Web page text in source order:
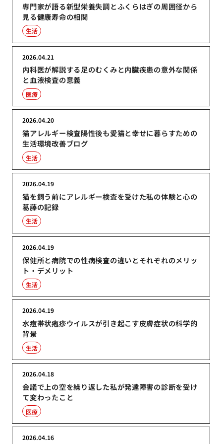
専門家が語る新型栄養失調とふくらはぎの周囲径から
見る健康寿命の相関
生活
内科医が解説する足のむくみと内臓疾患の意外な関係
と血液検査の意義
2026.04.21
医療
猫アレルギー検査陽性後も愛猫と幸せに暮らすための
生活環境改善ブログ
2026.04.20
生活
猫を飼う前にアレルギー検査を受けた私の体験と心の
葛藤の記録
2026.04.19
生活
保健所と病院での性病検査の違いとそれぞれのメリッ
ト・デメリット
2026.04.19
生活
水痘帯状疱疹ウイルスが引き起こす皮膚症状の科学的
背景
2026.04.19
生活
会議で上の空を繰り返した私が発達障害の診断を受け
て変わったこと
2026.04.18
医療
2026.04.16